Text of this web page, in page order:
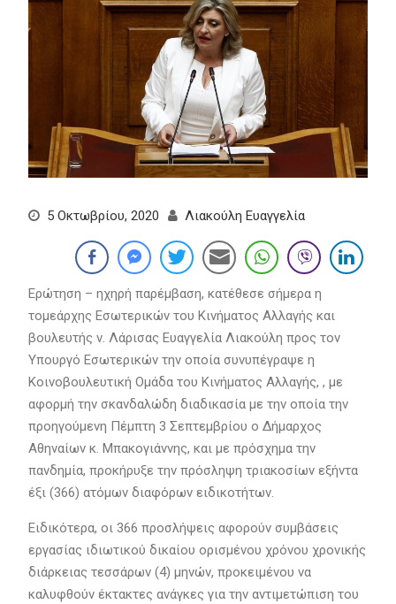
5 Οκτωβρίου, 2020 Λιακούλη Ευαγγελία
Ερώτηση – ηχηρή παρέμβαση, κατέθεσε σήμερα η
τομεάρχης Εσωτερικών του Κινήματος Αλλαγής και
βουλευτής ν. Λάρισας Ευαγγελία Λιακούλη προς τον
Υπουργό Εσωτερικών την οποία συνυπέγραψε η
Κοινοβουλευτική Ομάδα του Κινήματος Αλλαγής, , με
αφορμή την σκανδαλώδη διαδικασία με την οποία την
προηγούμενη Πέμπτη 3 Σεπτεμβρίου ο Δήμαρχος
Αθηναίων κ. Μπακογιάννης, και με πρόσχημα την
πανδημία, προκήρυξε την πρόσληψη τριακοσίων εξήντα
έξι (366) ατόμων διαφόρων ειδικοτήτων.
Ειδικότερα, οι 366 προσλήψεις αφορούν συμβάσεις
εργασίας ιδιωτικού δικαίου ορισμένου χρόνου χρονικής
διάρκειας τεσσάρων (4) μηνών, προκειμένου να
καλυφθούν έκτακτες ανάγκες για την αντιμετώπιση του